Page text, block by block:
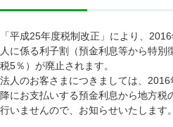
「平成25年度税制改正」により、
人に係る利子割（預金利息等から特別
税5％）が廃止されます。
法人のお客さまにつきましては、2016
降にお支払いする預金利息から地方税
行いませんので、お知らせいたします。